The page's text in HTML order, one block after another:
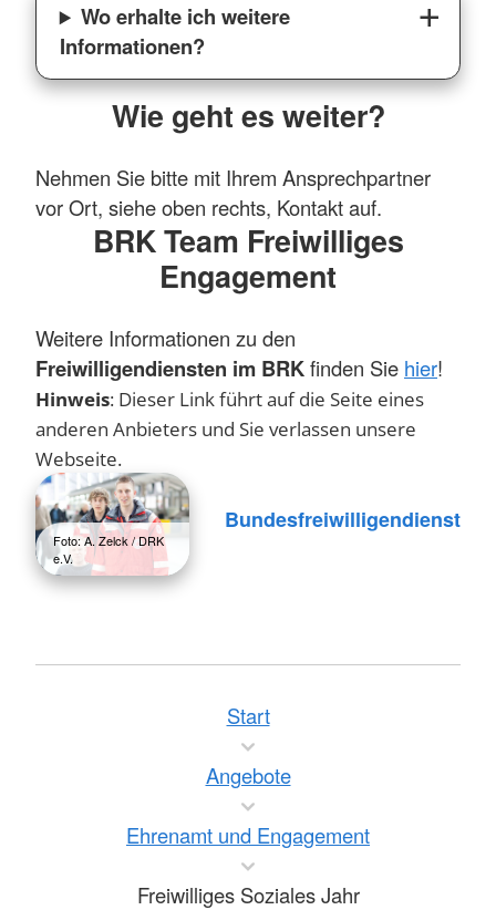
Wo erhalte ich weitere
Informationen?
Wie geht es weiter?
Nehmen Sie bitte mit Ihrem Ansprechpartner
vor Ort, siehe oben rechts, Kontakt auf.
BRK Team Freiwilliges
Engagement
Weitere Informationen zu den
Freiwilligendiensten im BRKfinden Sie hier!
Hinweis: Dieser Link führt auf die Seite eines
anderen Anbieters und Sie verlassen unsere
Webseite.
Foto: A. Zelck / DRK
e.V.
Bundesfreiwilligendienst
Start
Angebote
Ehrenamt und Engagement
Freiwilliges Soziales Jahr